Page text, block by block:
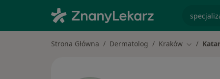
Strona Główna Dermatolog Kraków Zmień